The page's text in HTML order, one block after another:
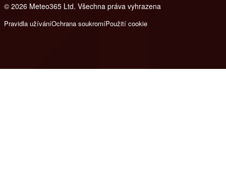
© 2026 Meteo365 Ltd. Všechna práva vyhrazena
Pravidla užíváníOchrana soukromíPoužití cookie